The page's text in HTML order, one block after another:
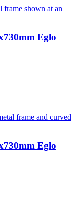
Eglo
Eglo